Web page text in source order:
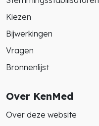
Kiezen
Bijwerkingen
Vragen
Bronnenlijst
Over KenMed
Over deze website